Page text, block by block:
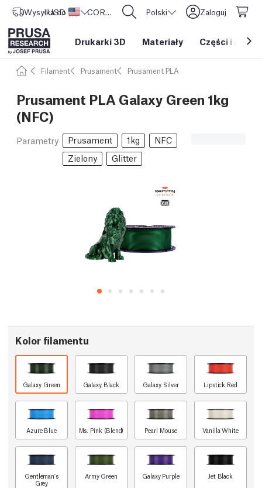
Wysyłka do Stany Zjednoczone
USD ($) CORE One L: Już w sprzedaży! Polski Zaloguj
Drukarki 3D Materiały Części i
Filament Prusament Prusament PLA
Prusament PLA Galaxy Green 1kg
(NFC)
Parametry Prusament 1kg
NFC
Zielony
Glitter
Kolor filamentu
Galaxy Green Galaxy Black Galaxy Silver Lipstick Red
Azure Blue Ms. Pink (Blend) Pearl Mouse Vanilla White
Gentleman's
Grey
Army Green Galaxy Purple Jet Black